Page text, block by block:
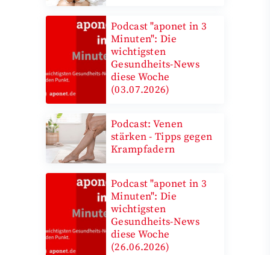
Podcast "aponet in 3
Minuten": Die
wichtigsten
Gesundheits-News
diese Woche
(03.07.2026)
Podcast: Venen
stärken - Tipps gegen
Krampfadern
Podcast "aponet in 3
Minuten": Die
wichtigsten
Gesundheits-News
diese Woche
(26.06.2026)